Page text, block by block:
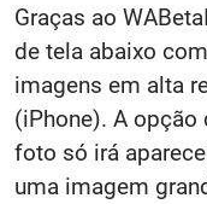
Graças ao
de tela abaixo
imagens em alta
(iPhone). A opção
foto só irá
uma imagem